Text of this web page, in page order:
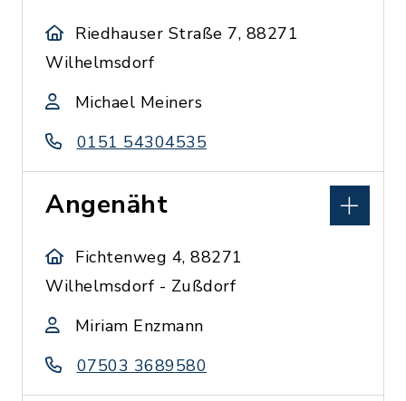
Riedhauser Straße 7, 88271
Wilhelmsdorf
Michael Meiners
0151 54304535
Angenäht
Fichtenweg 4, 88271
Wilhelmsdorf - Zußdorf
Miriam Enzmann
07503 3689580